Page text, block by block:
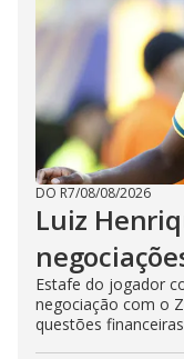
DO R7/08/08/2026
Luiz
Estafe do jogador
negociação com o
questões financeiras